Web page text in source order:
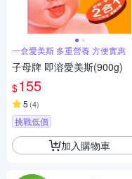
一盒愛美斯 多重營養 方便實惠
子母牌 即溶愛美斯(900g)
$155
5 (4)
挑戰低價
加入購物車